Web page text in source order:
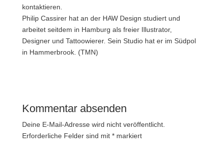
kontaktieren.
Philip Cassirer hat an der HAW Design studiert und
arbeitet seitdem in Hamburg als freier Illustrator,
Designer und Tattoowierer. Sein Studio hat er im Südpol
in Hammerbrook. (TMN)
Kommentar absenden
Deine E-Mail-Adresse wird nicht veröffentlicht.
Erforderliche Felder sind mit *markiert